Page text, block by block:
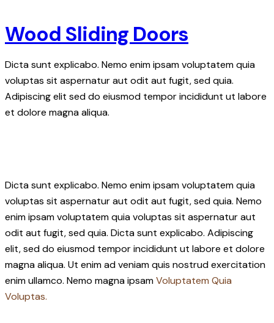
Wood Sliding Doors
Dicta sunt explicabo. Nemo enim ipsam voluptatem quia
voluptas sit aspernatur aut odit aut fugit, sed quia.
Adipiscing elit sed do eiusmod tempor incididunt ut labore
et dolore magna aliqua.
Dicta sunt explicabo. Nemo enim ipsam voluptatem quia
voluptas sit aspernatur aut odit aut fugit, sed quia. Nemo
enim ipsam voluptatem quia voluptas sit aspernatur aut
odit aut fugit, sed quia. Dicta sunt explicabo. Adipiscing
elit, sed do eiusmod tempor incididunt ut labore et dolore
magna aliqua. Ut enim ad veniam quis nostrud exercitation
enim ullamco. Nemo magna ipsamVoluptatem Quia
Voluptas.